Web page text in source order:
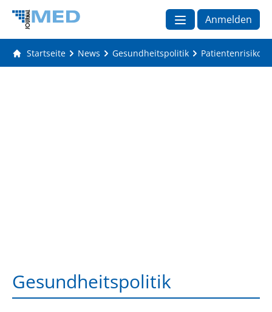
Anmelden
Startseite News Gesundheitspolitik Patientenrisiko
Gesundheitspolitik